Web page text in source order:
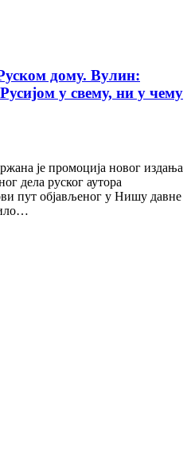
дому. Вулин:
у свему, ни у чему
је промоција новог издања
дела руског аутора
пут објављеног у Нишу давне